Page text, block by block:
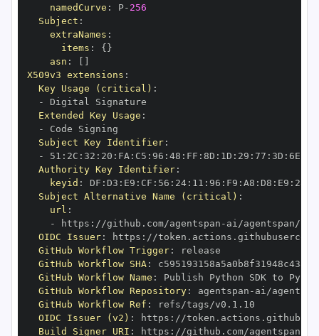
namedCurve : P- 256
Subject :
extraNames :
items : { }
asn :
X509v3 extensions :
Key Usage (critical) :
-
Extended Key Usage :
-
Subject Key Identifier:
-
51 : 2C : 32 : 20 : FA : C5 : 96 : 48 : FF : 8D : 1D : 29 : 77 : 3D : 6E
Authority Key Identifier:
keyid : DF : D3 : E9 : CF : 56 : 24: 11 : 96 : F9 : A8 : D8 : E9 : 28
Subject Alternative Name (critical) :
url :
-
https : //github.com/agentspan - ai/agentspan/
OIDC Issuer: https :
GitHub Workflow Trigger:
GitHub Workflow SHA:
GitHub Workflow Name :
GitHub Workflow Repository: agentspan -
GitHub Workflow Ref :
OIDC Issuer (v2) : https :
Build Signer URI : https : //github.com/agentspan